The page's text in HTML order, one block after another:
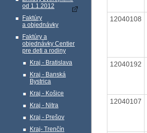
od 1.1.2012
Faktúry
a objednávky
Faktúry a
objednávky Centier
pre deti a rodiny
Kraj - Bratislava
Kraj - Banská
Bystrica
Kraj - Košice
Kraj - Nitra
Kraj - Prešov
Kraj- Trenčín
12040108
12040192
12040107